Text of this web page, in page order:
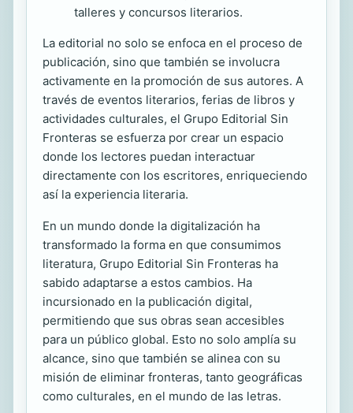
talleres y concursos literarios.
La editorial no solo se enfoca en el proceso de
publicación, sino que también se involucra
activamente en la promoción de sus autores. A
través de eventos literarios, ferias de libros y
actividades culturales, el Grupo Editorial Sin
Fronteras se esfuerza por crear un espacio
donde los lectores puedan interactuar
directamente con los escritores, enriqueciendo
así la experiencia literaria.
En un mundo donde la digitalización ha
transformado la forma en que consumimos
literatura, Grupo Editorial Sin Fronteras ha
sabido adaptarse a estos cambios. Ha
incursionado en la publicación digital,
permitiendo que sus obras sean accesibles
para un público global. Esto no solo amplía su
alcance, sino que también se alinea con su
misión de eliminar fronteras, tanto geográficas
como culturales, en el mundo de las letras.